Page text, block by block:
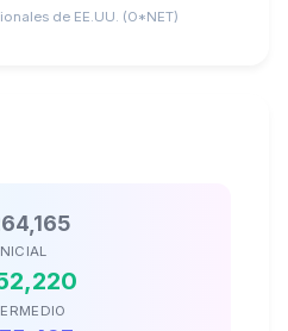
de EE.UU. (O*NET)